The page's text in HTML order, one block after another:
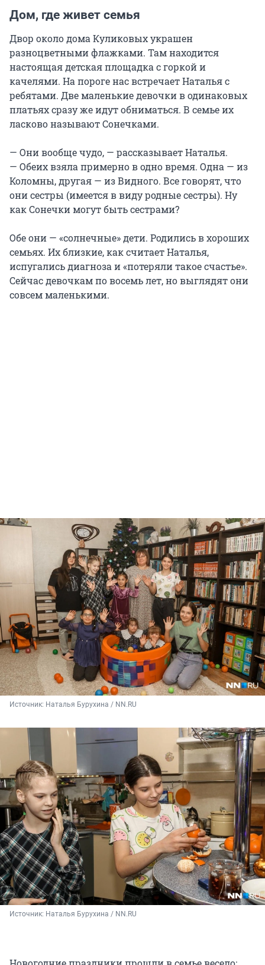
Дом, где живет семья
Двор около дома Куликовых украшен
разноцветными флажками. Там находится
настоящая детская площадка с горкой и
качелями. На пороге нас встречает Наталья с
ребятами. Две маленькие девочки в одинаковых
платьях сразу же идут обниматься. В семье их
ласково называют Сонечками.
— Они вообще чудо, — рассказывает Наталья.
— Обеих взяла примерно в одно время. Одна — из
Коломны, другая — из Видного. Все говорят, что
они сестры (имеется в виду родные сестры). Ну
как Сонечки могут быть сестрами?
Обе они — «солнечные» дети. Родились в хороших
семьях. Их близкие, как считает Наталья,
испугались диагноза и «потеряли такое счастье».
Сейчас девочкам по восемь лет, но выглядят они
совсем маленькими.
Источник: Наталья Бурухина / NN.RU
Источник: Наталья Бурухина / NN.RU